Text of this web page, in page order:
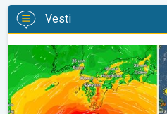
Vesti
Jug Japana se sprema za